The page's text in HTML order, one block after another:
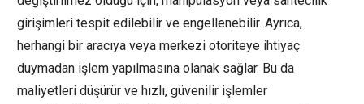
girişimleri tespit edilebilir ve engellenebilir. Ayrıca,
herhangi bir aracıya veya merkezi otoriteye ihtiyaç
duymadan işlem yapılmasına olanak sağlar. Bu da
maliyetleri düşürür ve hızlı, güvenilir işlemler